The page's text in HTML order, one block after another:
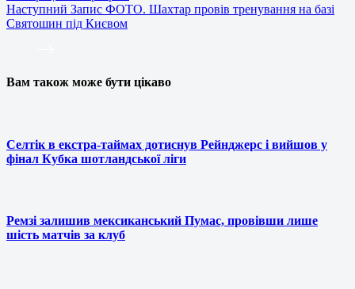
Наступний Запис ФОТО. Шахтар провів тренування на базі
Святошин під Києвом
Вам також може бути цікаво
Селтік в екстра-таймах дотиснув Рейнджерс і вийшов у
фінал Кубка шотландської ліги
Ремзі залишив мексиканський Пумас, провівши лише
шість матчів за клуб